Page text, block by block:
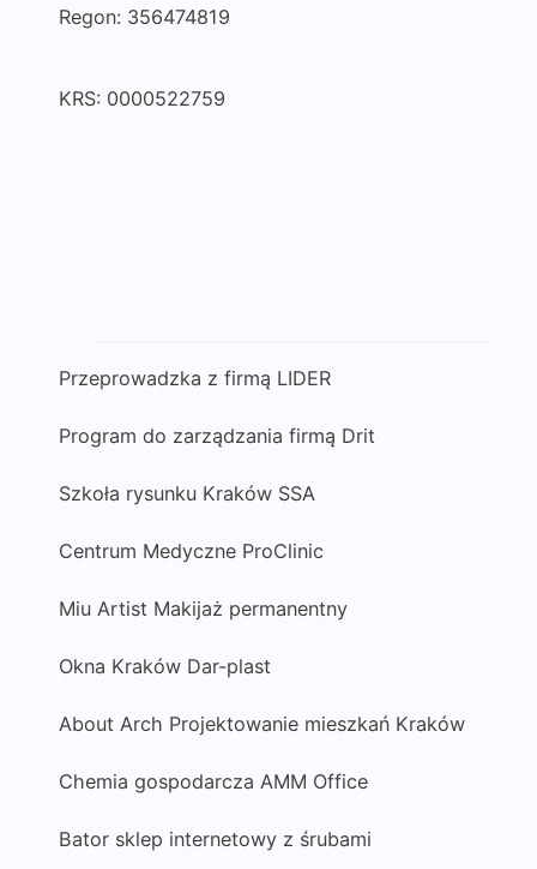
Regon: 356474819
KRS: 0000522759
Przeprowadzka z firmą LIDER
Program do zarządzania firmą Drit
Szkoła rysunku Kraków SSA
Centrum Medyczne ProClinic
Miu Artist Makijaż permanentny
Okna Kraków Dar-plast
About Arch Projektowanie mieszkań Kraków
Chemia gospodarcza AMM Office
Bator sklep internetowy z śrubami